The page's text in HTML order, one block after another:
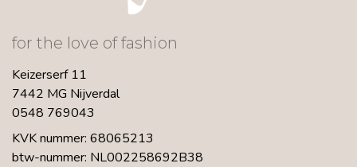
for the love of fashion
Keizerserf 11
7442 MG Nijverdal
0548 769043
KVK nummer: 68065213
btw-nummer: NL002258692B38